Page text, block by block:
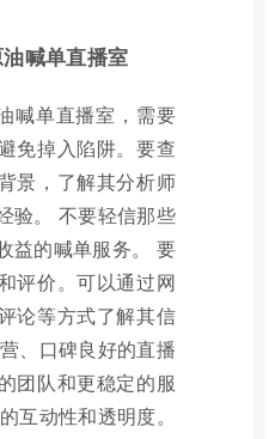
喊单直播室
喊单直播室，需要
免掉入陷阱。要查
景，了解其分析师
验。 不要轻信那些
益的喊单服务。 要
评价。可以通过网
论等方式了解其信
、口碑良好的直播
团队和更稳定的服
互动性和透明度。